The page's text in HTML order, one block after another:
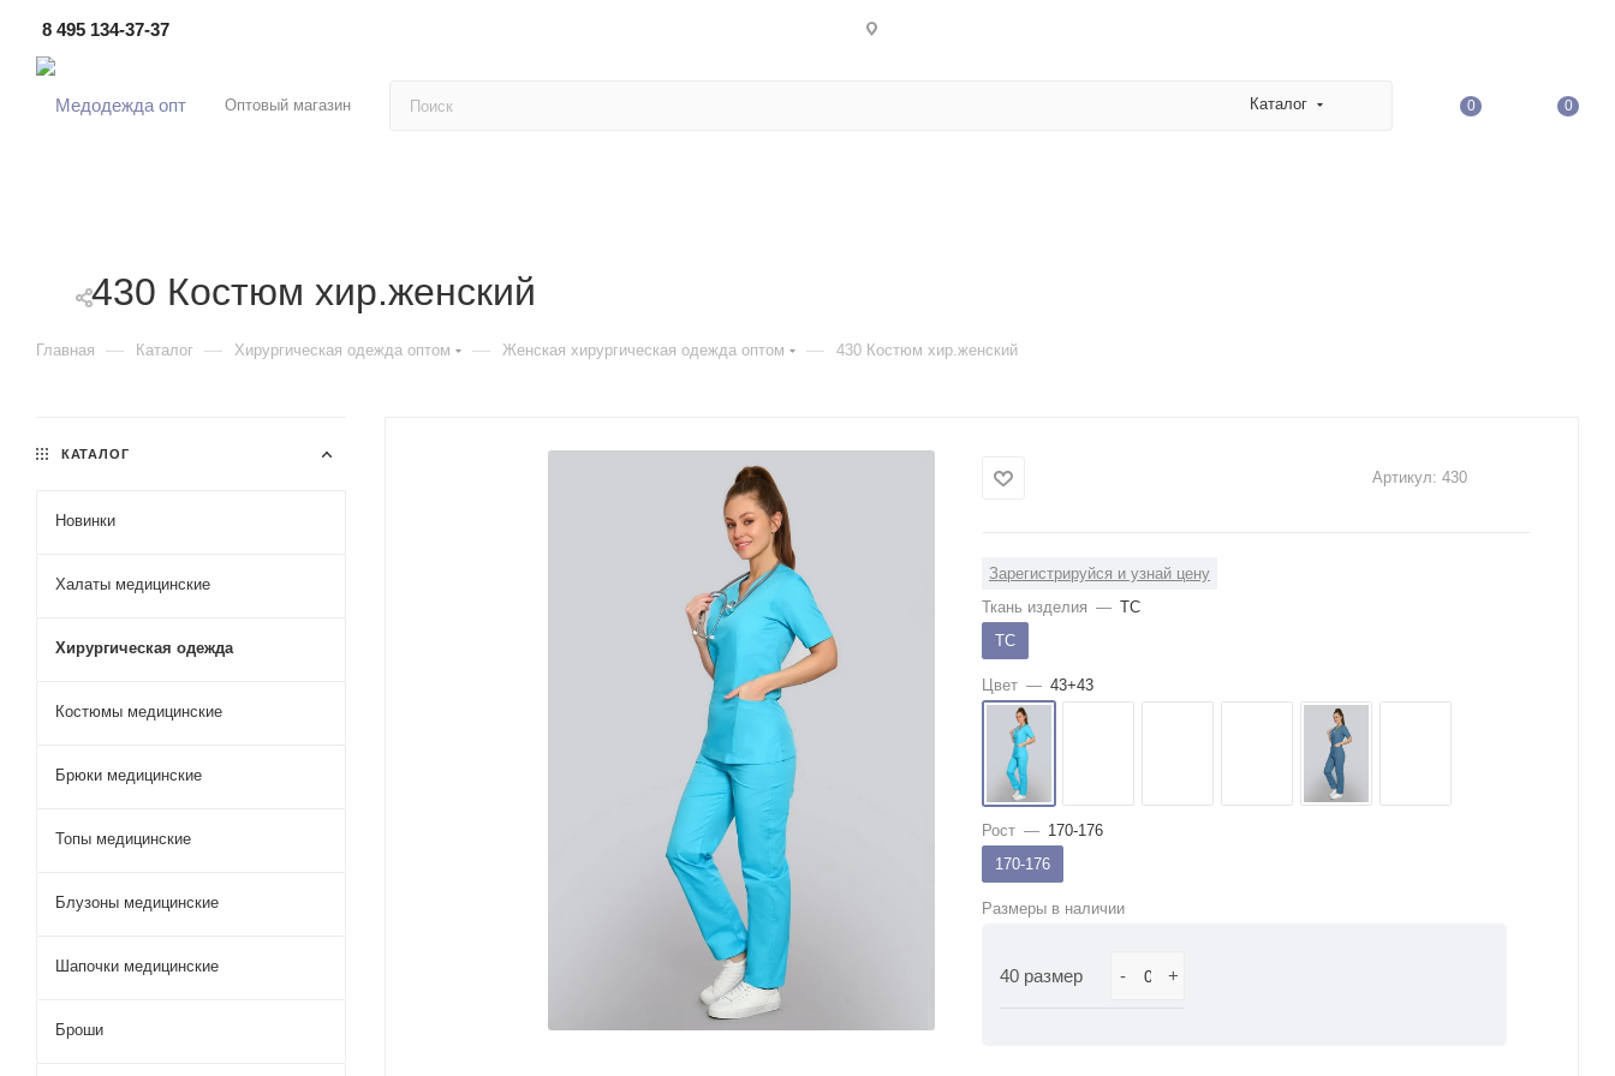
8 495 134-37-37
Оптовый магазин Каталог 0 0
430 Костюм хир.женский
Главная — Каталог — Хирургическая одежда оптом — Женская хирургическая одежда оптом — 430 Костюм хир.женский
Артикул: 430
Зарегистрируйся и узнай цену
Ткань изделия — ТС
ТС
Цвет — 43+43
Рост — 170-176
170-176
Размеры в наличии
40 размер - +
КАТАЛОГ
Новинки
Халаты медицинские
Хирургическая одежда
Костюмы медицинские
Брюки медицинские
Топы медицинские
Блузоны медицинские
Шапочки медицинские
Броши